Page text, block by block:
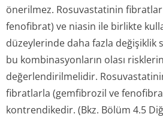
önerilmez. Rosuvastatinin
fenofibrat) ve niasin ile birlikte
düzeylerinde daha fazla değişiklik
bu kombinasyonların olası
değerlendiril­melidir.
fibratlarla (gemfibrozil ve
kontrendikedir. (Bkz. Bölüm 4.5